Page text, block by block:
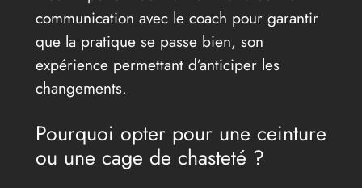
communication avec le coach pour garantir
que la pratique se passe bien, son
expérience permettant d’anticiper les
changements.
Pourquoi opter pour une ceinture
ou une cage de chasteté ?